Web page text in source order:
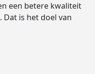
een betere kwaliteit
is het doel van